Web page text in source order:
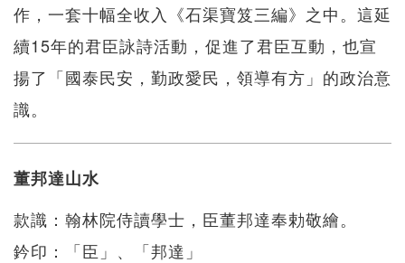
作，一套十幅全收入《石渠寶笈三編》之中。這延
續15年的君臣詠詩活動，促進了君臣互動，也宣
揚了「國泰民安，勤政愛民，領導有方」的政治意
識。
董邦達山水
款識：翰林院侍讀學士，臣董邦達奉勅敬繪。
鈐印：「臣」、「邦達」